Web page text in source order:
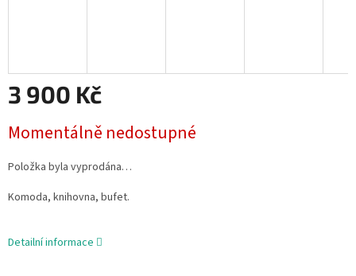
3 900 Kč
cena:
Momentálně nedostupné
Položka byla vyprodána…
Komoda, knihovna, bufet.
Detailní informace